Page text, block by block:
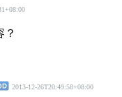
？
2013-12-26T20:49:58+08:00